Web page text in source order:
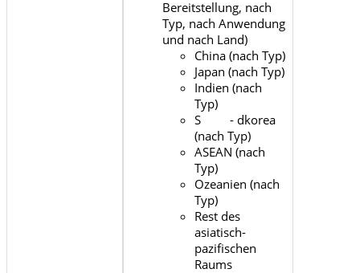
Bereitstellung, nach
Typ, nach Anwendung
und nach Land)
China (nach Typ)
Japan (nach Typ)
Indien (nach
Typ)
S - dkorea
(nach Typ)
ASEAN (nach
Typ)
Ozeanien (nach
Typ)
Rest des
asiatisch-
pazifischen
Raums